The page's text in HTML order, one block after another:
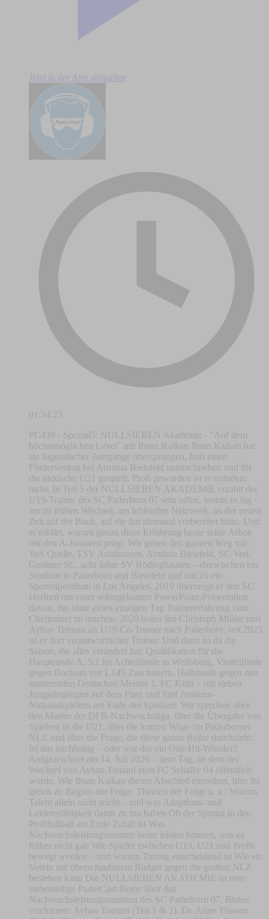
Jetzt in der App abspielen
01:34:23
PC439 - Spezial5: NULLSIEBEN Akademie - "Auf dem
höchstmöglichen Level" mit Ihsan Kalkan Ihsan Kalkan hat
als Jugendlicher Jahrgänge übersprungen, früh einen
Fördervertrag bei Arminia Bielefeld unterschrieben und für
die türkische U21 gespielt. Profi geworden ist er trotzdem
nicht. In Teil 5 der NULLSIEBEN AKADEMIE erzählt der
U19-Trainer des SC Paderborn 07 sehr offen, woran es lag –
am zu frühen Wechsel, am fehlenden Netzwerk, an der ersten
Zeit auf der Bank, auf die ihn niemand vorbereitet hatte. Und
er erklärt, warum genau diese Erfahrung heute seine Arbeit
mit den A-Junioren prägt. Wir gehen den ganzen Weg mit:
TuS Quelle, TSV Amshausen, Arminia Bielefeld, SC Verl,
Goslarer SC, acht Jahre SV Rödinghausen – dazwischen ein
Studium in Paderborn und Bielefeld und mit 26 ein
Sportstipendium in Los Angeles. 2019 überzeugt er den SC
Herford mit einer selbstgebauten PowerPoint-Präsentation
davon, ihn ohne einen einzigen Tag Trainererfahrung zum
Cheftrainer zu machen. 2020 holen ihn Christoph Müller und
Ayhan Tumani als U19-Co-Trainer nach Paderborn, seit 2023
ist er dort verantwortlicher Trainer. Und dann ist da die
Saison, die alles verändert hat: Qualifikation für die
Hauptrunde A, 5:1 im Achtelfinale in Wolfsburg, Viertelfinale
gegen Bochum vor 1.145 Zuschauern, Halbfinale gegen den
amtierenden Deutschen Meister 1. FC Köln – mit sieben
Jungjahrgängen auf dem Platz und fünf Junioren-
Nationalspielern am Ende der Spielzeit. Wir sprechen über
den Modus der DFB-Nachwuchsliga, über die Übergabe von
Spielern in die U21, über die kurzen Wege im Paderborner
NLZ und über die Frage, die diese ganze Reihe durchzieht:
Ist das nachhaltig – oder war das ein One-Hit-Wonder?
Aufgezeichnet am 14. Juli 2026 – dem Tag, an dem der
Wechsel von Ayhan Tumani zum FC Schalke 04 öffentlich
wurde. Wie Ihsan Kalkan diesen Abschied einordnet, hört ihr
gleich zu Beginn der Folge. Themen der Folge u. a.: Warum
Talent allein nicht reicht – und was Adaptions- und
Leidensfähigkeit damit zu tun haben Ob der Sprung in den
Profifußball am Ende Zufall ist Was
Nachwuchsleistungszentren heute leisten können, was es
früher nicht gab Wie Spieler zwischen U19, U21 und Profis
bewegt werden – und warum Timing entscheidend ist Wie ein
Verein mit überschaubarem Budget gegen die großen NLZ
bestehen kann Die NULLSIEBEN AKADEMIE ist eine
siebenteilige PaderCast-Reihe über das
Nachwuchsleistungszentrum des SC Paderborn 07. Bisher
erschienen: Ayhan Tumani (Teil 1 & 2), Dr. Anne Thissen